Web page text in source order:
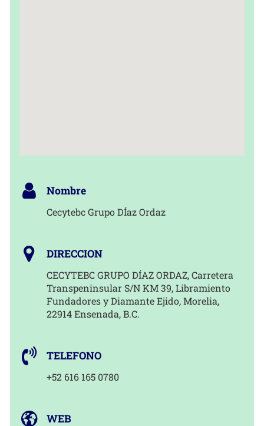
Nombre
Cecytebc Grupo DÍaz Ordaz
DIRECCION
CECYTEBC GRUPO DÍAZ ORDAZ, Carretera
Transpeninsular S/N KM 39, Libramiento
Fundadores y Diamante Ejido, Morelia,
22914 Ensenada, B.C.
TELEFONO
+52 616 165 0780
WEB